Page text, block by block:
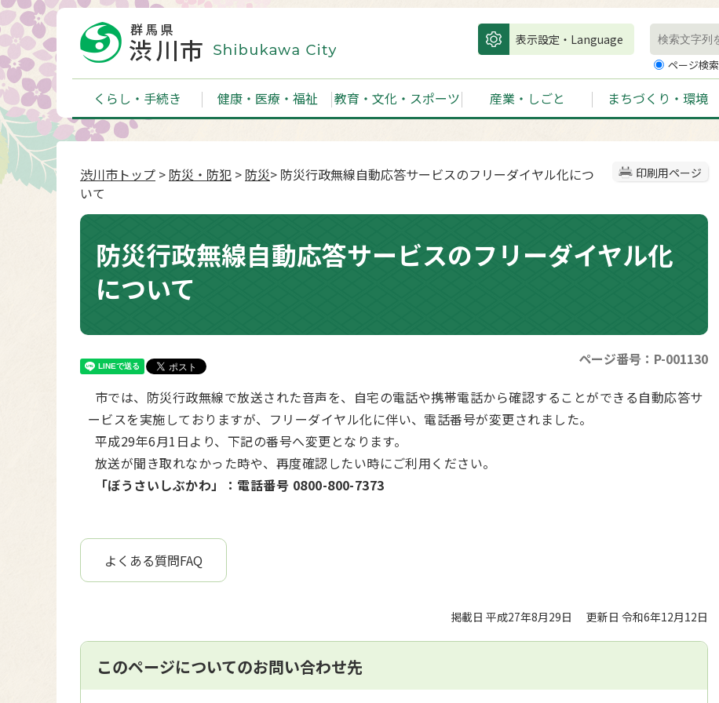
表示設定・Language
ページ検索
くらし・手続き 健康・医療・福祉 教育・文化・スポーツ 産業・しごと まちづくり・環境
印刷用ページ
渋川市トップ > 防災・防犯 > 防災> 防災行政無線自動応答サービスのフリーダイヤル化につ
いて
防災行政無線自動応答サービスのフリーダイヤル化
について
ページ番号：P-001130
市では、防災行政無線で放送された音声を、自宅の電話や携帯電話から確認することができる自動応答サ
ービスを実施しておりますが、フリーダイヤル化に伴い、電話番号が変更されました。
平成29年6月1日より、下記の番号へ変更となります。
放送が聞き取れなかった時や、再度確認したい時にご利用ください。
「ぼうさいしぶかわ」：電話番号 0800-800-7373
よくある質問FAQ
掲載日 平成27年8月29日 更新日 令和6年12月12日
このページについてのお問い合わせ先